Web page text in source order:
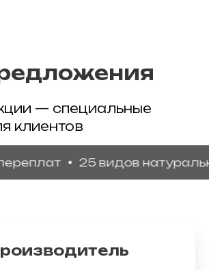
— специальные
клиентов
25 видов натурального